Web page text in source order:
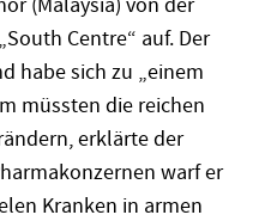
Centre“ auf. Der
habe sich zu „einem
müssten die reichen
erklärte der
warf er
Kranken in armen